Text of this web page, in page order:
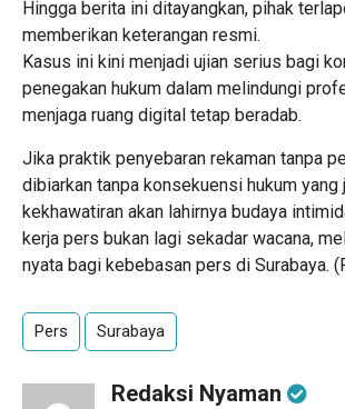
Hingga berita ini ditayangkan, pihak
memberikan keterangan resmi.
Kasus ini kini menjadi ujian serius bagi
penegakan hukum dalam melindungi
menjaga ruang digital tetap beradab.
Jika praktik penyebaran rekaman tanpa
dibiarkan tanpa konsekuensi hukum yang
kekhawatiran akan lahirnya budaya
kerja pers bukan lagi sekadar wacana,
nyata bagi kebebasan pers di Surabaya.
Pers Surabaya
Redaksi Nyaman